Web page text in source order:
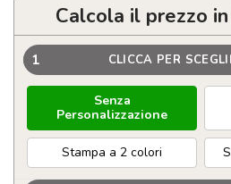
Calcola il prezzo
1 CLICCA PER
Senza
Personalizzazione
Stampa a 2 colori